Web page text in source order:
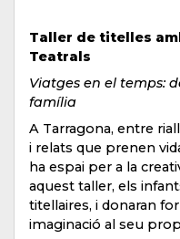
Taller de titelles
Teatrals
Viatges en el temps:
família
A Tarragona, entre
i relats que prenen
ha espai per a la
aquest taller, els
titellaires, i donaran
imaginació al seu